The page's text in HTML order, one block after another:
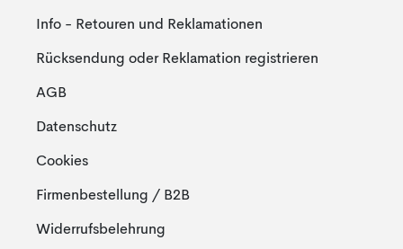
Info - Retouren und Reklamationen
Rücksendung oder Reklamation registrieren
AGB
Datenschutz
Cookies
Firmenbestellung / B2B
Widerrufsbelehrung